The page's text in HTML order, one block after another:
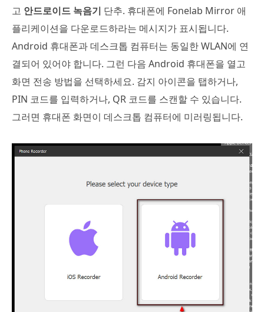
고 안드로이드 녹음기 단추. 휴대폰에 Fonelab Mirror 애
플리케이션을 다운로드하라는 메시지가 표시됩니다.
Android 휴대폰과 데스크톱 컴퓨터는 동일한 WLAN에 연
결되어 있어야 합니다. 그런 다음 Android 휴대폰을 열고
화면 전송 방법을 선택하세요. 감지 아이콘을 탭하거나,
PIN 코드를 입력하거나, QR 코드를 스캔할 수 있습니다.
그러면 휴대폰 화면이 데스크톱 컴퓨터에 미러링됩니다.